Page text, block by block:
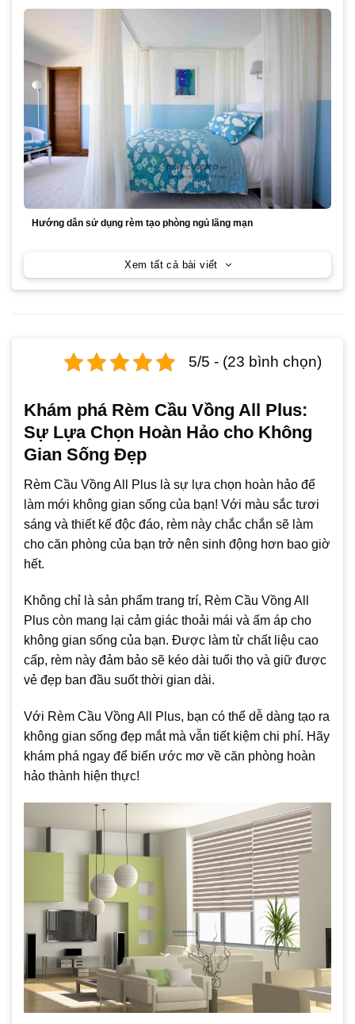
5/5 - (23 bình chọn)
Khám phá Rèm Cầu Vồng All Plus:
Sự Lựa Chọn Hoàn Hảo cho Không
Gian Sống Đẹp
Rèm Cầu Vồng All Plus là sự lựa chọn hoàn hảo để
làm mới không gian sống của bạn! Với màu sắc tươi
sáng và thiết kế độc đáo, rèm này chắc chắn sẽ làm
cho căn phòng của bạn trở nên sinh động hơn bao giờ
hết.
Không chỉ là sản phẩm trang trí, Rèm Cầu Vồng All
Plus còn mang lại cảm giác thoải mái và ấm áp cho
không gian sống của bạn. Được làm từ chất liệu cao
cấp, rèm này đảm bảo sẽ kéo dài tuổi thọ và giữ được
vẻ đẹp ban đầu suốt thời gian dài.
Với Rèm Cầu Vồng All Plus, bạn có thể dễ dàng tạo ra
không gian sống đẹp mắt mà vẫn tiết kiệm chi phí. Hãy
khám phá ngay để biến ước mơ về căn phòng hoàn
hảo thành hiện thực!
Hướng dẫn sử dụng rèm tạo phòng ngủ lãng mạn
Xem tất cả bài viết